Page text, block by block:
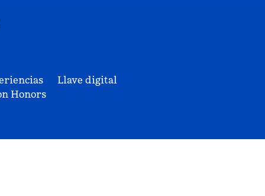
Honors
Llave digital